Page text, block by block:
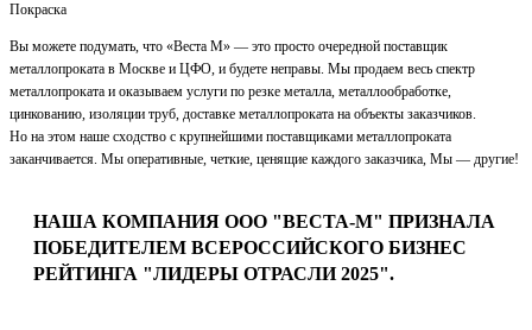
Покраска
Вы можете подумать, что «Веста М» — это просто очередной поставщик
металлопроката в Москве и ЦФО, и будете неправы. Мы продаем весь спектр
металлопроката и оказываем услуги по резке металла, металлообработке,
цинкованию, изоляции труб, доставке металлопроката на объекты заказчиков.
Но на этом наше сходство с крупнейшими поставщиками металлопроката
заканчивается. Мы оперативные, четкие, ценящие каждого заказчика, Мы — другие!
НАША КОМПАНИЯ ООО "ВЕСТА-М" ПРИЗНАЛА
ПОБЕДИТЕЛЕМ ВСЕРОССИЙСКОГО БИЗНЕС
РЕЙТИНГА "ЛИДЕРЫ ОТРАСЛИ 2025".